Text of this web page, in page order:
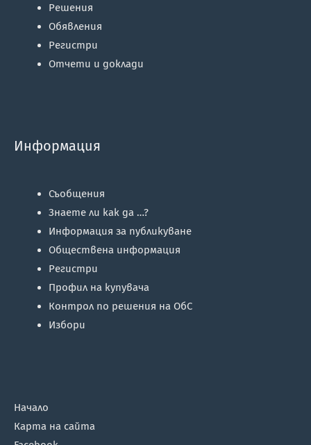
Решения
Обявления
Регистри
Отчети и доклади
Информация
Съобщения
Знаете ли как да …?
Информация за публикуване
Обществена информация
Регистри
Профил на купувача
Контрол по решения на ОбС
Избори
Начало
Карта на сайта